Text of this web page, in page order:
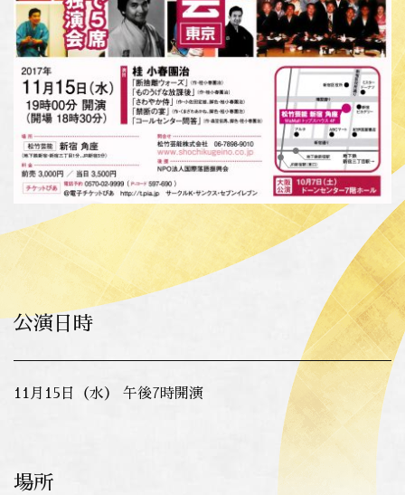
公演日時
11月15日（水） 午後7時開演
場所